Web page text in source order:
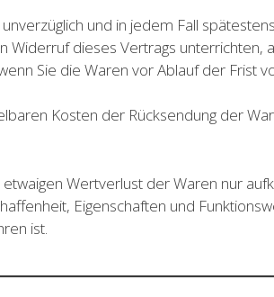
und in jedem Fall
Widerruf dieses Vertrags unterrichten,
Sie die Waren vor Ablauf der Frist
Kosten der Rücksendung der
Wertverlust der Waren nur
Eigenschaften und
ist.